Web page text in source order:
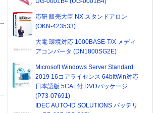
応研 販売大臣 NX スタンドアロン
(OKN-423533)
大電 環境対応 1000BASE-T/X メディ
アコンバータ (DN1800SG2E)
Microsoft Windows Server Standard
2019 16コアライセンス 64bitWin対応
日本語版 5CAL付 DVDパッケージ
(P73-07691)
IDEC AUTO-ID SOLUTIONS バッテリ